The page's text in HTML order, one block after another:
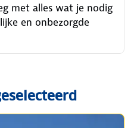
met alles wat je nodig
en onbezorgde